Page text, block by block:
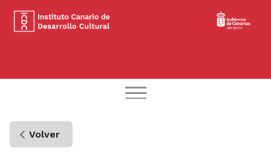
Volver